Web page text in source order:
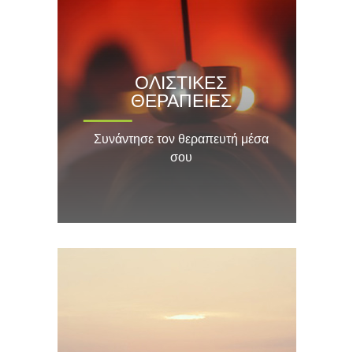
ΟΛΙΣΤΙΚΕΣ
ΘΕΡΑΠΕΙΕΣ
Συνάντησε τον θεραπευτή μέσα
σου